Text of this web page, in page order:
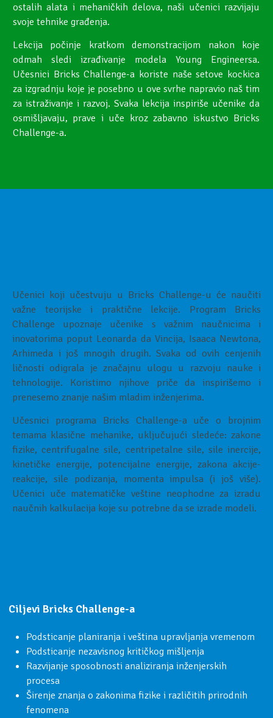
ostalih alata i mehaničkih delova, naši učenici razvijaju
svoje tehnike građenja.
Lekcija počinje kratkom demonstracijom nakon koje
odmah sledi izrađivanje modela Young Engineersa.
Učesnici Bricks Challenge-a koriste naše setove kockica
za izgradnju koje je posebno u ove svrhe napravio naš tim
za istraživanje i razvoj. Svaka lekcija inspiriše učenike da
osmišljavaju, prave i uče kroz zabavno iskustvo Bricks
Challenge-a.
Učenici koji učestvuju u Bricks Challenge-u će naučiti
važne teorijske i praktične lekcije. Program Bricks
Challenge upoznaje učenike s važnim naučnicima i
inovatorima poput Leonarda da Vincija, Isaaca Newtona,
Arhimeda i još mnogih drugih. Svaka od ovih cenjenih
ličnosti odigrala je značajnu ulogu u razvoju nauke i
tehnologije. Koristimo njihove priče da inspirišemo i
prenesemo znanje našim mladim inženjerima.
Učesnici programa Bricks Challenge-a uče o brojnim
temama klasične mehanike, uključujući sledeće: zakone
fizike, centrifugalne sile, centripetalne sile, sile inercije,
kinetičke energije, potencijalne energije, zakona akcije-
reakcije, sile podizanja, momenta impulsa (i još više).
Učenici uče matematičke veštine neophodne za izradu
naučnih kalkulacija koje su potrebne da se izrade modeli.
Ciljevi Bricks Challenge-a
Podsticanje planiranja i veština upravljanja vremenom
Podsticanje nezavisnog kritičkog mišljenja
Razvijanje sposobnosti analiziranja inženjerskih
procesa
Širenje znanja o zakonima fizike i različitih prirodnih
fenomena